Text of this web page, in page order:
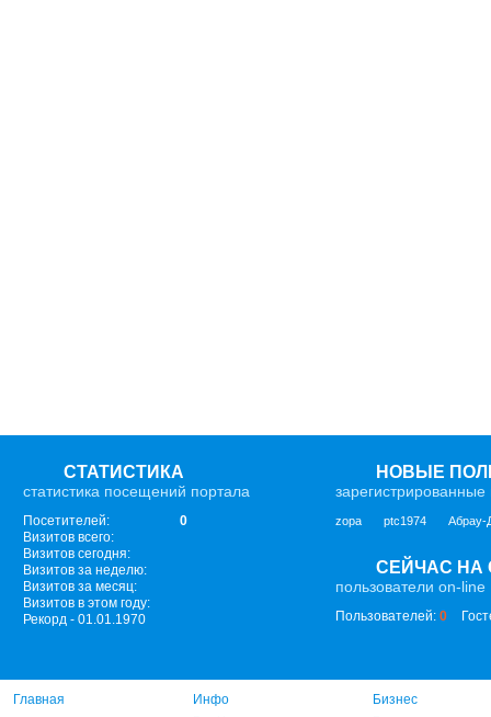
СТАТИСТИКА
статистика посещений портала
Посетителей:
0
Визитов всего:
Визитов сегодня:
Визитов за неделю:
Визитов за месяц:
Визитов в этом году:
Рекорд - 01.01.1970
НОВЫЕ
зарегистрированные
zopa ptc1974 Абрау-
СЕЙЧАС НА
пользователи on-line
Пользователей: 0
Главная Инфо Бизнес